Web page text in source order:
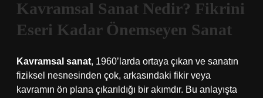
Kavramsal Sanat Nedir? Fikrini
Eseri Kadar Önemseyen Sanat
Kavramsal sanat, 1960’larda ortaya çıkan ve sanatın
fiziksel nesnesinden çok, arkasındaki fikir veya
kavramın ön plana çıkarıldığı bir akımdır. Bu anlayışta